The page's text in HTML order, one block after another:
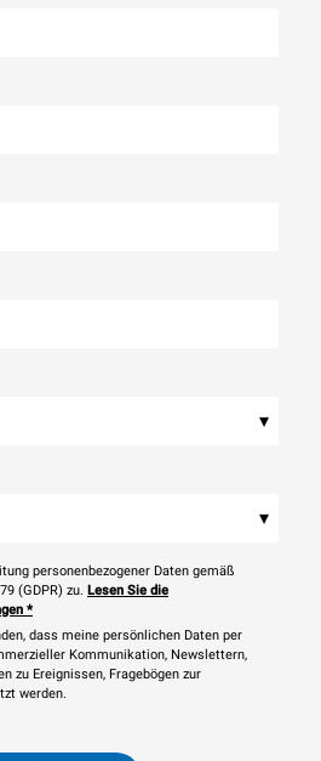
▾
▾
personenbezogener Daten gemäß
(GDPR) zu. Lesen Sie die
*
dass meine persönlichen Daten per
Kommunikation, Newslettern,
zu Ereignissen, Fragebögen zur
werden.